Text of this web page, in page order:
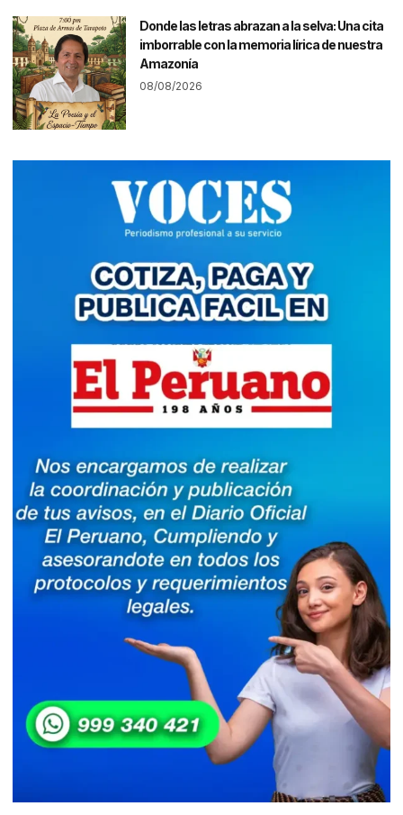
Donde las letras abrazan a la selva: Una cita
imborrable con la memoria lírica de nuestra
Amazonía
08/08/2026